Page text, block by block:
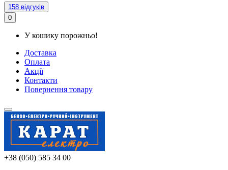
158 відгуків
0
У кошику порожньо!
Доставка
Оплата
Акції
Контакти
Повернення товару
+38 (050) 585 34 00